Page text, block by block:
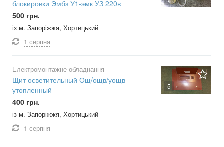
блокировки Эмбз У1-эмк УЗ 220в
500 грн.
із м. Запоріжжя, Хортицький
1 серпня
5
Електромонтажне обладнання
Щит осветительный Ощ/ощв/уощв -
утопленный
400 грн.
із м. Запоріжжя, Хортицький
1 серпня